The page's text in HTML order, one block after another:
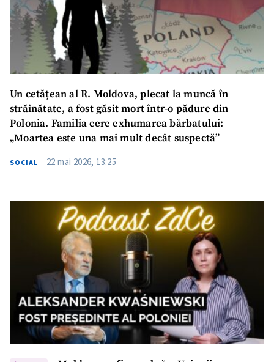
Un cetățean al R. Moldova, plecat la muncă în
străinătate, a fost găsit mort într-o pădure din
Polonia. Familia cere exhumarea bărbatului:
„Moartea este una mai mult decât suspectă”
SOCIAL 22 mai 2026, 13:25